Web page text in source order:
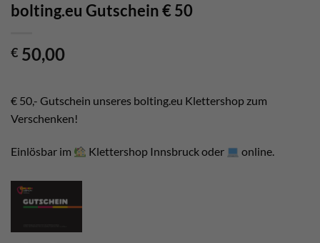
bolting.eu Gutschein € 50
€ 50,00
€ 50,- Gutschein unseres bolting.eu Klettershop zum
Verschenken!
Einlösbar im Klettershop Innsbruck oder online.